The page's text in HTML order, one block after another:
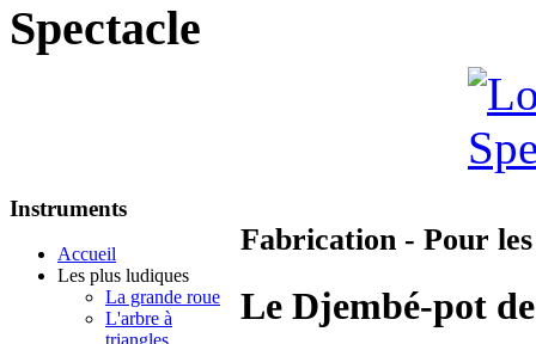
Spectacle
Fabrication - Pour
Le Djembé-pot
Instruments
Accueil
Les plus ludiques
La grande roue
L'arbre à